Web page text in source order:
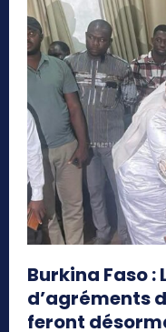
Burkina Faso :
d’agréments
feront